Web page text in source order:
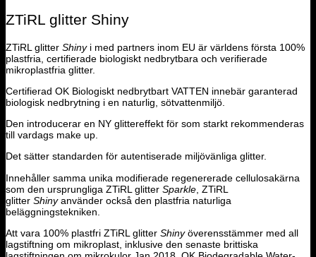
ZTiRL glitter Shiny
ZTiRL glitter Shinyi med partners inom EU är världens första 100%
plastfria, certifierade biologiskt nedbrytbara och verifierade
mikroplastfria glitter.
Certifierad OK Biologiskt nedbrytbart VATTEN innebär garanterad
biologisk nedbrytning i en naturlig, sötvattenmiljö.
Den introducerar en NY glittereffekt för som starkt rekommenderas
till vardags make up.
Det sätter standarden för autentiserade miljövänliga glitter.
Innehåller samma unika modifierade regenererade cellulosakärna
som den ursprungliga ZTiRL glitter Sparkle , ZTiRL
glitter Shinyanvänder också den plastfria naturliga
beläggningstekniken.
Att vara 100% plastfri ZTiRL glitter Shinyöverensstämmer med all
lagstiftning om mikroplast, inklusive den senaste brittiska